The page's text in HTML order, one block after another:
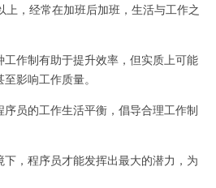
，经常在加班后加班，生活与工作之
作制有助于提升效率，但实质上可能
影响工作质量。
员的工作生活平衡，倡导合理工作制
，程序员才能发挥出最大的潜力，为